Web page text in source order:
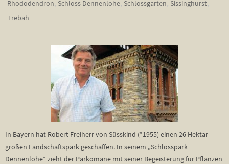
Rhododendron, Schloss Dennenlohe, Schlossgarten, Sissinghurst,
Trebah
In Bayern hat Robert Freiherr von Süsskind (*1955) einen 26 Hektar
großen Landschaftspark geschaffen. In seinem „Schlosspark
Dennenlohe“ zieht der Parkomane mit seiner Begeisterung für Pflanzen